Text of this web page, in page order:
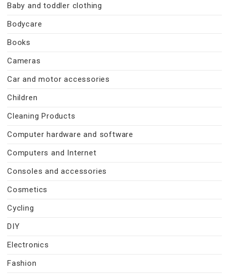
Baby and toddler clothing
Bodycare
Books
Cameras
Car and motor accessories
Children
Cleaning Products
Computer hardware and software
Computers and Internet
Consoles and accessories
Cosmetics
Cycling
DIY
Electronics
Fashion